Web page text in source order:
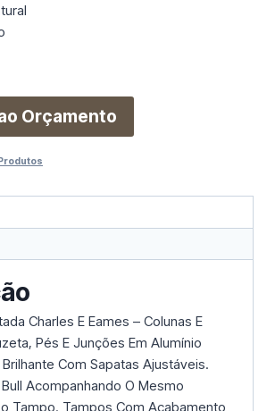
Orçamento
Charles E Eames – Colunas E
Pés E Junções Em Alumínio
Com Sapatas Ajustáveis.
Acompanhando O Mesmo
Tampo. Tampos Com Acabamento